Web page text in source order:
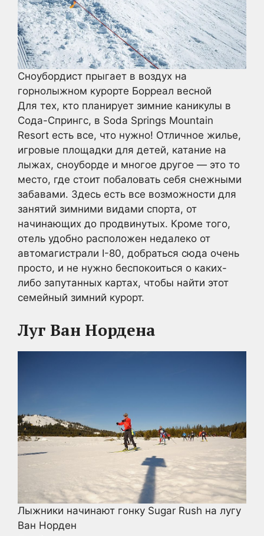
Сноубордист прыгает в воздух на
горнолыжном курорте Борреал весной
Для тех, кто планирует зимние каникулы в
Сода-Спрингс, в Soda Springs Mountain
Resort есть все, что нужно! Отличное жилье,
игровые площадки для детей, катание на
лыжах, сноуборде и многое другое — это то
место, где стоит побаловать себя снежными
забавами. Здесь есть все возможности для
занятий зимними видами спорта, от
начинающих до продвинутых. Кроме того,
отель удобно расположен недалеко от
автомагистрали I-80, добраться сюда очень
просто, и не нужно беспокоиться о каких-
либо запутанных картах, чтобы найти этот
семейный зимний курорт.
Луг Ван Нордена
Лыжники начинают гонку Sugar Rush на лугу
Ван Норден